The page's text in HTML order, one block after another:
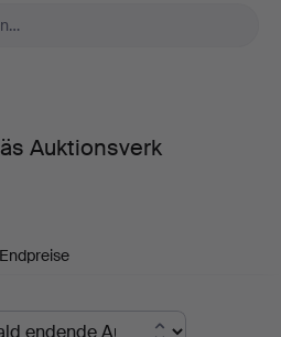
Auktionsverk
Endpreise